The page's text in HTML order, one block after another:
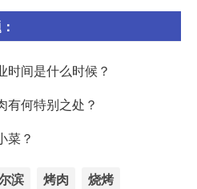
时间是什么时候？
有何特别之处？
菜？
滨 烤肉 烧烤